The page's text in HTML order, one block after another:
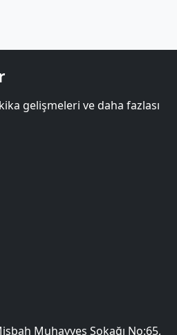
gelişmeleri ve daha fazlası
Muhayyeş Sokağı No:65,